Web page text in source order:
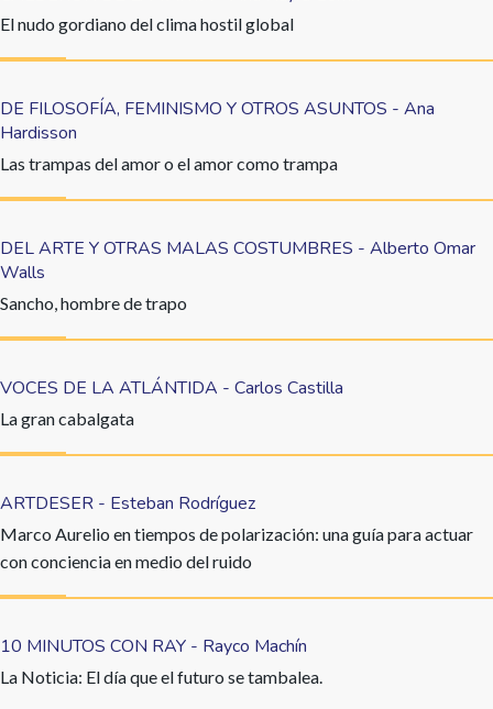
El nudo gordiano del clima hostil global
DE FILOSOFÍA, FEMINISMO Y OTROS ASUNTOS - Ana
Hardisson
Las trampas del amor o el amor como trampa
DEL ARTE Y OTRAS MALAS COSTUMBRES - Alberto Omar
Walls
Sancho, hombre de trapo
VOCES DE LA ATLÁNTIDA - Carlos Castilla
La gran cabalgata
ARTDESER - Esteban Rodríguez
Marco Aurelio en tiempos de polarización: una guía para actuar
con conciencia en medio del ruido
10 MINUTOS CON RAY - Rayco Machín
La Noticia: El día que el futuro se tambalea.